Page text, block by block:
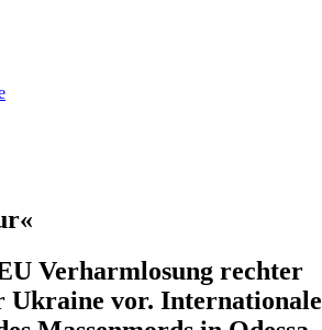
Verharmlosung rechter
Ukraine vor. Internationale